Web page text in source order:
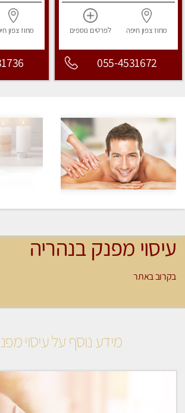
מחוז צפוןחיפה לפרטים נוספים
055-4531672
מחוז צפון
עיסוי מפנק בנהריה
בקרוב באתר
מידע נוסף על עיסוי